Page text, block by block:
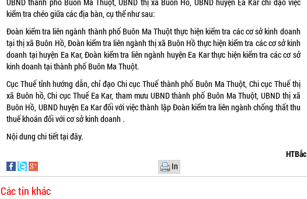
kiểm tra chéo giữa các địa bàn, cụ thể như sau:
Đoàn kiểm tra liên ngành thành phố Buôn Ma Thuột thực hiện kiểm tra các cơ sở kinh doanh
tại thị xã Buôn Hồ, Đoàn kiểm tra liên ngành thị xã Buôn Hồ thực hiện kiểm tra các cơ sở kinh
doanh tại huyện Ea Kar, Đoàn kiểm tra liên ngành huyện Ea Kar thực hiện kiểm tra các cơ sở
kinh doanh tại thành phố Buôn Ma Thuột.
Cục Thuế tỉnh hướng dẫn, chỉ đạo Chi cục Thuế thành phố Buôn Ma Thuột, Chi cục Thuế thị
xã Buôn hồ, Chi cục Thuế Ea Kar, tham mưu UBND thành phố Buôn Ma Thuột, UBND thị xã
Buôn Hồ, UBND huyện Ea Kar đối với việc thành lập Đoàn kiểm tra liên ngành chống thất thu
thuế khoán đối với cơ sở kinh doanh .
Nội dung chi tiếttại đây.
HTBắc
In
Các tin khác